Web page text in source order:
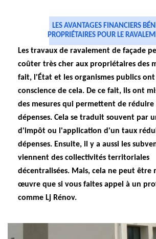
LES AVANTAGES FINANCIERS
PROPRIÉTAIRES POUR LE
Les travaux de ravalement de façade
coûter très cher aux propriétaires des
fait, l'État et les organismes publics
conscience de cela. De ce fait, ils ont
des mesures qui permettent de réduire
dépenses. Cela se traduit souvent par
d'impôt ou l'application d'un taux
dépenses. Ensuite, il y a aussi les
viennent des collectivités territoriales
décentralisées. Mais, cela ne peut être
œuvre que si vous faites appel à un
comme Lj Rénov.